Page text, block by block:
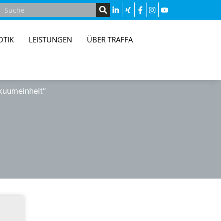
LEISTUNGEN ÜBER TRAFFA